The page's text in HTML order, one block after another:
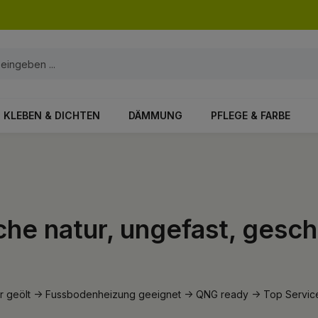
KLEBEN & DICHTEN DÄMMUNG PFLEGE & FARBE
natur, ungefast,
geölt -> Fussbodenheizung geeignet -> QNG ready -> Top